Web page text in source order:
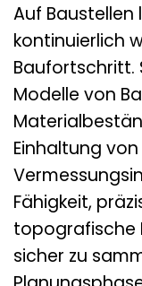
Auf
kontinuierlich
Baufortschritt.
Modelle von
Einhaltung
Fähigkeit,
topografische
sicher zu